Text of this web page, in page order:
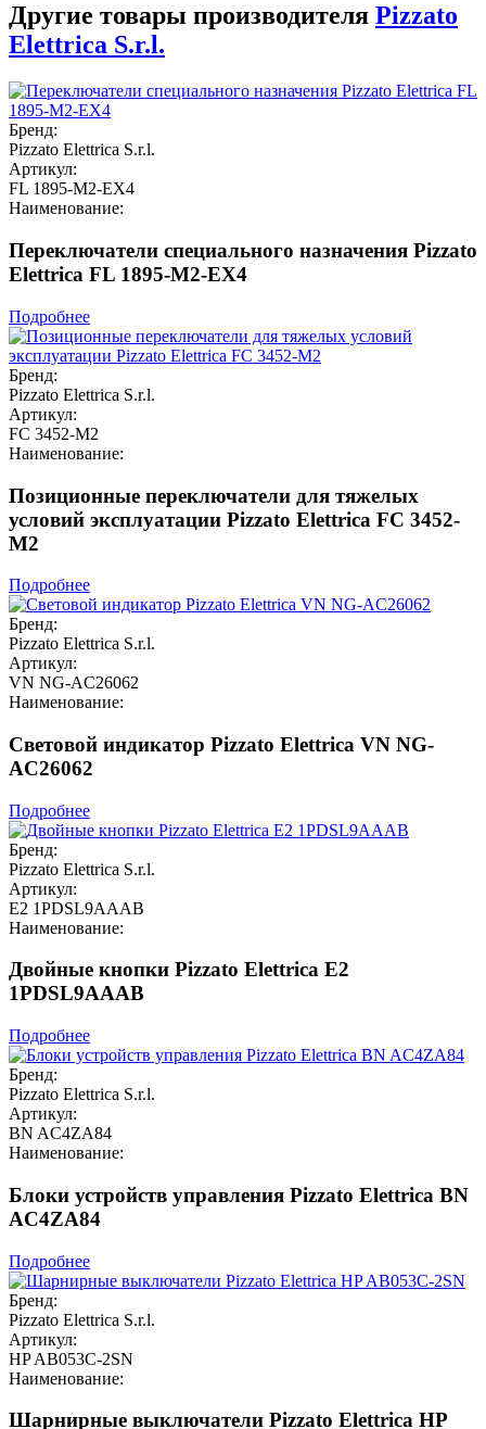
Другие товары производителя Pizzato
Elettrica S.r.l.
Бренд:
Pizzato Elettrica S.r.l.
Артикул:
FL 1895-M2-EX4
Наименование:
Переключатели специального назначения Pizzato
Elettrica FL 1895-M2-EX4
Подробнее
Бренд:
Pizzato Elettrica S.r.l.
Артикул:
FC 3452-M2
Наименование:
Позиционные переключатели для тяжелых
условий эксплуатации Pizzato Elettrica FC 3452-
M2
Подробнее
Бренд:
Pizzato Elettrica S.r.l.
Артикул:
VN NG-AC26062
Наименование:
Световой индикатор Pizzato Elettrica VN NG-
AC26062
Подробнее
Бренд:
Pizzato Elettrica S.r.l.
Артикул:
E2 1PDSL9AAAB
Наименование:
Двойные кнопки Pizzato Elettrica E2
1PDSL9AAAB
Подробнее
Бренд:
Pizzato Elettrica S.r.l.
Артикул:
BN AC4ZA84
Наименование:
Блоки устройств управления Pizzato Elettrica BN
AC4ZA84
Подробнее
Бренд:
Pizzato Elettrica S.r.l.
Артикул:
HP AB053C-2SN
Наименование:
Шарнирные выключатели Pizzato Elettrica HP